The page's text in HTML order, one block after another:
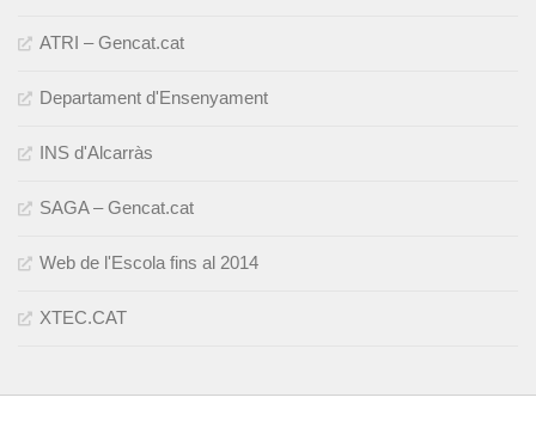
ATRI – Gencat.cat
Departament d'Ensenyament
INS d'Alcarràs
SAGA – Gencat.cat
Web de l'Escola fins al 2014
XTEC.CAT